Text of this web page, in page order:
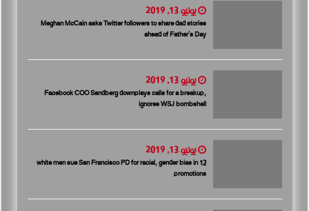
يونيو 13, 2019
Meghan McCain asks Twitter followers to share dad stories
ahead of Father’s Day
يونيو 13, 2019
Facebook COO Sandberg downplays calls for a breakup,
ignores WSJ bombshell
يونيو 13, 2019
12 white men sue San Francisco PD for racial, gender bias in
promotions